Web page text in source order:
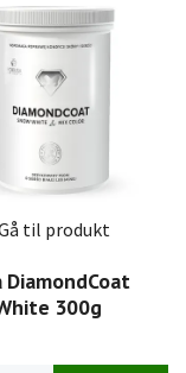
til produkt
DiamondCoat
300g